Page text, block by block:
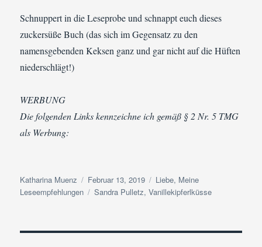
Schnuppert in die Leseprobe und schnappt euch dieses
zuckersüße Buch (das sich im Gegensatz zu den
namensgebenden Keksen ganz und gar nicht auf die Hüften
niederschlägt!)
WERBUNG
Die folgenden Links kennzeichne ich gemäß § 2 Nr. 5 TMG
als Werbung:
Autor
Katharina Muenz
Veröffentlicht
am
Februar 13, 2019 Kategorien
Liebe, Meine
Leseempfehlungen
Schlagwörter
Sandra Pulletz,Vanillekipferlküsse